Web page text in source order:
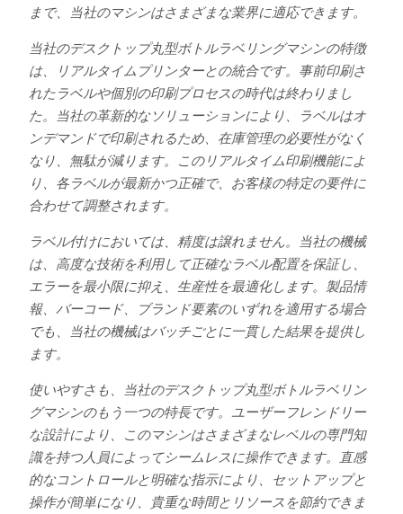
まで、当社のマシンはさまざまな業界に適応できます。
当社のデスクトップ丸型ボトルラベリングマシンの特徴
は、リアルタイムプリンターとの統合です。事前印刷さ
れたラベルや個別の印刷プロセスの時代は終わりまし
た。当社の革新的なソリューションにより、ラベルはオ
ンデマンドで印刷されるため、在庫管理の必要性がなく
なり、無駄が減ります。このリアルタイム印刷機能によ
り、各ラベルが最新かつ正確で、お客様の特定の要件に
合わせて調整されます。
ラベル付けにおいては、精度は譲れません。当社の機械
は、高度な技術を利用して正確なラベル配置を保証し、
エラーを最小限に抑え、生産性を最適化します。製品情
報、バーコード、ブランド要素のいずれを適用する場合
でも、当社の機械はバッチごとに一貫した結果を提供し
ます。
使いやすさも、当社のデスクトップ丸型ボトルラベリン
グマシンのもう一つの特長です。ユーザーフレンドリー
な設計により、このマシンはさまざまなレベルの専門知
識を持つ人員によってシームレスに操作できます。直感
的なコントロールと明確な指示により、セットアップと
操作が簡単になり、貴重な時間とリソースを節約できま